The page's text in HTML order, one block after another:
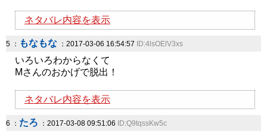
ネタバレ内容を表示
5 ： もなもな ：2017-03-06 16:54:57 ID:4lsOElV3xs
いろいろわからなくて
Mさんのおかげで脱出！
ネタバレ内容を表示
6 ： たろ ：2017-03-08 09:51:06 ID:Q9tqssKw5c